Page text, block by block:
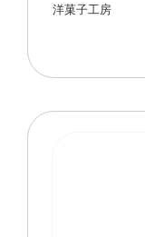
洋菓子工房